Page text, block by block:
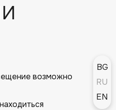
возможно
BG
RU
EN